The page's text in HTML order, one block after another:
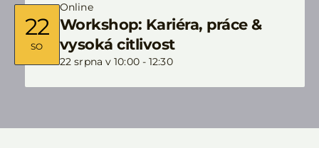
22
SO
22 srpna v 10:00-12:30
Workshop: Kariéra, práce &
vysoká citlivost
Online